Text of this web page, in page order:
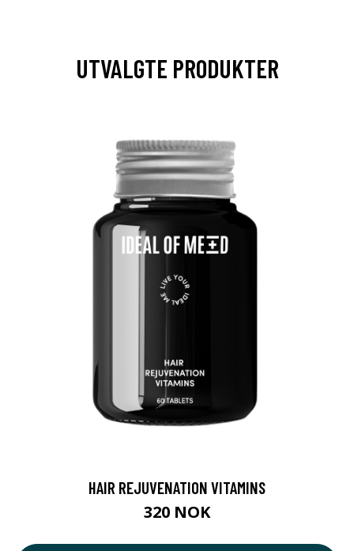
UTVALGTE PRODUKTER
HAIR REJUVENATION VITAMINS
320 NOK